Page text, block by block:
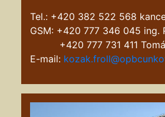
Tel.: +420 382 522 568
GSM: +420 777 346 045 ing.
+420 777 731 411
E-mail: